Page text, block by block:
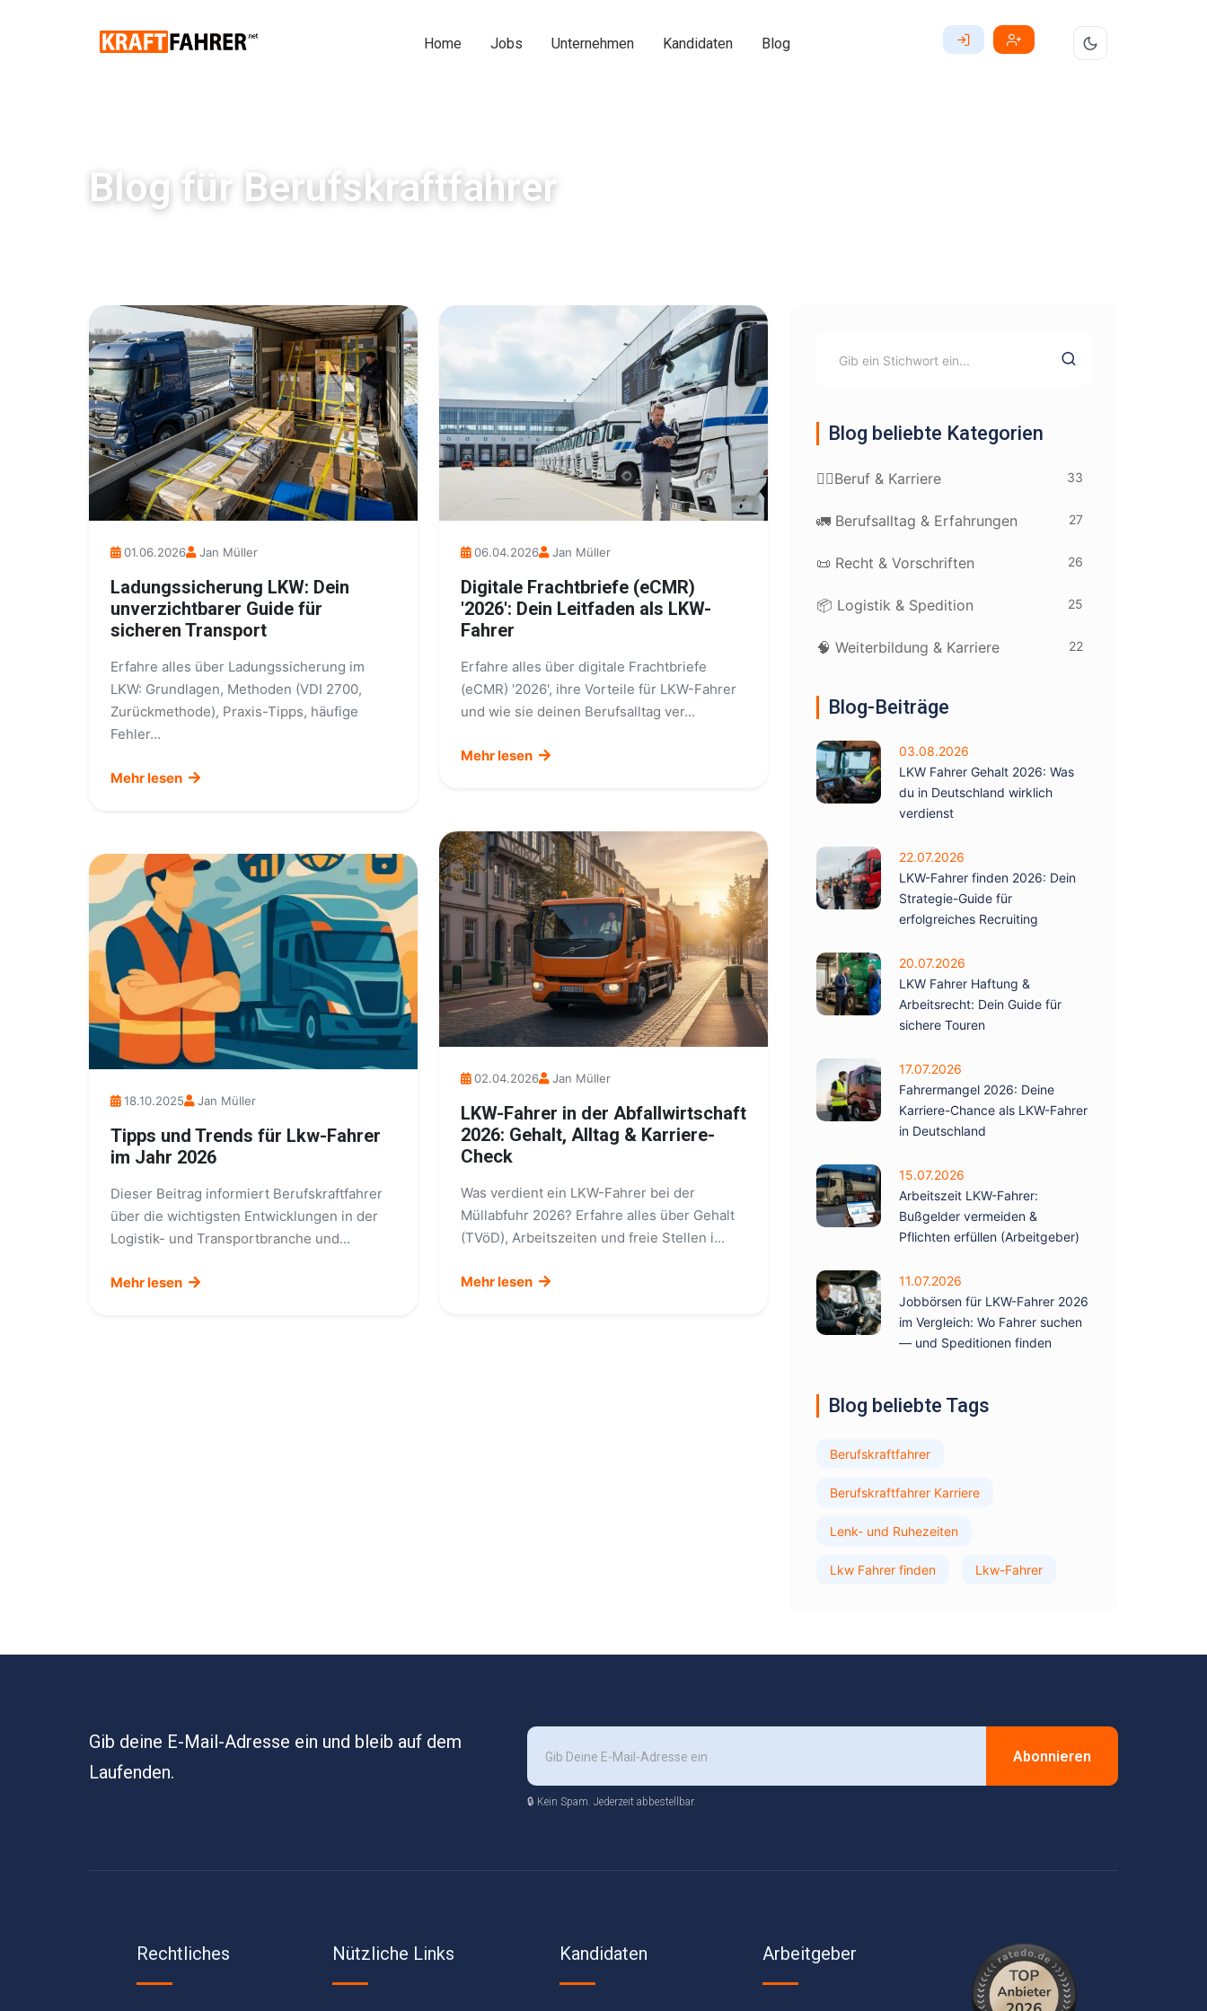
Home Jobs Unternehmen Kandidaten Blog
Blog für Berufskraftfahrer
01.06.2026 Jan Müller
Ladungssicherung LKW: Dein
unverzichtbarer Guide für
sicheren Transport
Erfahre alles über Ladungssicherung im
LKW: Grundlagen, Methoden (VDI 2700,
Zurückmethode), Praxis-Tipps, häufige
Fehler...
Mehr lesen
06.04.2026 Jan Müller
Digitale Frachtbriefe (eCMR)
'2026': Dein Leitfaden als LKW-
Fahrer
Erfahre alles über digitale Frachtbriefe
(eCMR) '2026', ihre Vorteile für LKW-Fahrer
und wie sie deinen Berufsalltag ver...
Mehr lesen
02.04.2026 Jan Müller
LKW-Fahrer in der Abfallwirtschaft
2026: Gehalt, Alltag & Karriere-
Check
Was verdient ein LKW-Fahrer bei der
Müllabfuhr 2026? Erfahre alles über Gehalt
(TVöD), Arbeitszeiten und freie Stellen i...
Mehr lesen
18.10.2025 Jan Müller
Tipps und Trends für Lkw-Fahrer
im Jahr 2026
Dieser Beitrag informiert Berufskraftfahrer
über die wichtigsten Entwicklungen in der
Logistik- und Transportbranche und...
Mehr lesen
Blog beliebte Kategorien
👷‍♂️Beruf & Karriere 33
🚛 Berufsalltag & Erfahrungen 27
📜 Recht & Vorschriften 26
📦 Logistik & Spedition 25
🧠 Weiterbildung & Karriere 22
Blog-Beiträge
03.08.2026
LKW Fahrer Gehalt 2026: Was
du in Deutschland wirklich
verdienst
22.07.2026
LKW-Fahrer finden 2026: Dein
Strategie-Guide für
erfolgreiches Recruiting
20.07.2026
LKW Fahrer Haftung &
Arbeitsrecht: Dein Guide für
sichere Touren
17.07.2026
Fahrermangel 2026: Deine
Karriere-Chance als LKW-Fahrer
in Deutschland
15.07.2026
Arbeitszeit LKW-Fahrer:
Bußgelder vermeiden &
Pflichten erfüllen (Arbeitgeber)
11.07.2026
Jobbörsen für LKW-Fahrer 2026
im Vergleich: Wo Fahrer suchen
— und Speditionen finden
Blog beliebte Tags
Berufskraftfahrer
Berufskraftfahrer Karriere
Lenk- und Ruhezeiten
Lkw Fahrer finden Lkw-Fahrer
Gib deine E-Mail-Adresse ein und bleib auf dem
Laufenden.
Abonnieren
🔒 Kein Spam. Jederzeit abbestellbar.
Rechtliches Nützliche Links Kandidaten Arbeitgeber